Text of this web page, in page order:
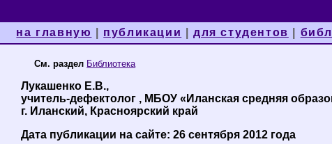
на главную публикации |для студентов
См. раздел Библиотека
Лукашенко Е.В.,
учитель-дефектолог , МБОУ «Иланская средняя
г. Иланский, Красноярский край
Дата публикации на сайте: 26 сентября 2012 года